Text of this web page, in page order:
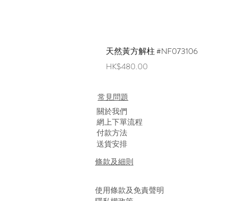
天然黃方解柱 #NF073106
價格
HK$480.00
常見問題
​關於我們
網上下單流程
付款方法
送貨安排
條款及細則
使用條款及免責聲明